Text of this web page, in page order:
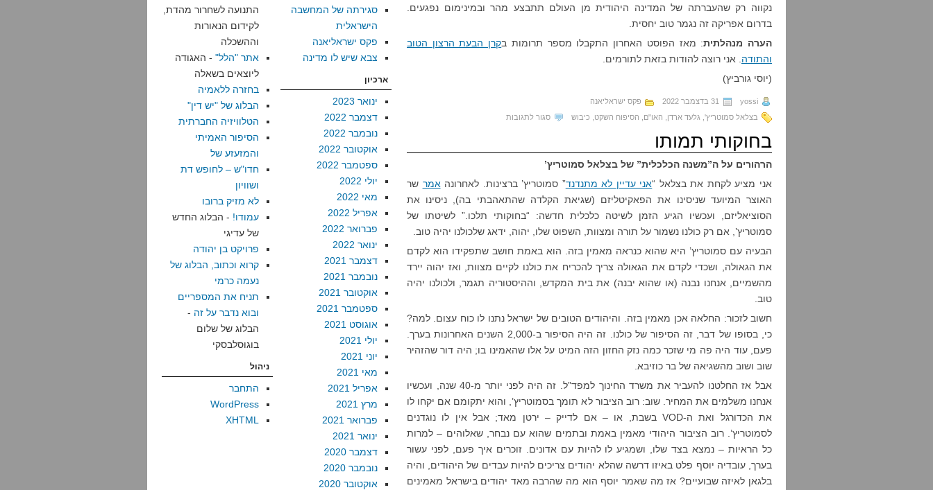
נקווה רק שהעברתה של המדינה היהודית מן העולם תתבצע מהר ובמינימום נפגעים.
בדרום אפריקה זה נגמר טוב יחסית.
הערה מנהלתית: מאז הפוסט האחרון התקבלו מספר תרומות בקרן הבעת הרצון הטוב
והתודה . אני רוצה להודות בזאת לתורמים.
(יוסי גורביץ)
yossi 31 בדצמבר 2022
פקס ישראליאנה
בצלאל סמוטריץ' גלעד ארדן האו"ם הסיפוח השקט כיבוש סגור לתגובותעל
סובייטית
בחוקותי תמותו
הרהורים על ה”משנה הכלכלית” של בצלאל סמוטריץ’
אני מציע לקחת את בצלאל “אני עדיין לא מתנדנד” סמוטריץ’ ברצינות. לאחרונהאמר שר
האוצר המיועד שניסינו את הפאקיטליזם (שגיאת הקלדה שהתאהבתי בה), ניסינו את
הסוציאליזם, ועכשיו הגיע הזמן לשיטה כלכלית חדשה: “בחוקותי תלכו.” לשיטתו של
סמוטריץ’, אם רק כולנו נשמור על תורה ומצוות, השפוט שלו, יהוה, ידאג שלכולנו יהיה טוב.
הבעיה עם סמוטריץ’ היא שהוא כנראה מאמין בזה. הוא באמת חושב שתפקידו הוא לקדם
את הגאולה, ושכדי לקדם את הגאולה צריך להכריח את כולנו לקיים מצוות, ואז יהוה יירד
מהשמיים, אנחנו נבנה (או שהוא יבנה) את בית המקדש, וההיסטוריה תגמר, ולכולנו יהיה
טוב.
חשוב לזכור: החלאה אכן מאמין בזה. והיהודים הטובים של ישראל נתנו לו כוח עצום. למה?
כי, בסופו של דבר, זה הסיפור של כולנו. זה היה הסיפור ב-2,000 השנים האחרונות בערך.
פעם, עוד היה פה מי שזכר כמה נזק החזון הזה המיט על אלו שהאמינו בו; היה דור שהזהיר
שוב ושוב מהשגיאה של בר כוזיבא.
אבל אז החלטנו להעביר את משרד החינוך למפד”ל. זה היה לפני יותר מ-40 שנה, ועכשיו
אנחנו משלמים את המחיר. שוב: רוב הציבור לא תומך בסמוטריץ’, והוא יתקומם אם יקחו לו
את הכדורגל ואת ה-VOD בשבת, או – אם לדייק – ירטן מאד; אבל אין לו נוגדנים
לסמוטריץ’. רוב הציבור היהודי מאמין באמת ובתמים שהוא עם נבחר, שאלוהים – למרות
כל הראיות – נמצא בצד שלו, ושמגיע לו להיות עם אדונים. זוכרים איך פעם, לפני עשור
בערך, עובדיה יוסף פלט באיזו דרשה שהלא יהודים צריכים להיות עבדים של היהודים, והיה
בלגאן לאיזה שבועיים? אז מה שאמר יוסף הוא מה שהרבה מאד יהודים בישראל מאמינים
סגירתה של המחשבה
הישראלית
פקס ישראליאנה
צבא שיש לו מדינה
ארכיון
ינואר 2023
דצמבר 2022
נובמבר 2022
אוקטובר 2022
ספטמבר 2022
יולי 2022
מאי 2022
אפריל 2022
פברואר 2022
ינואר 2022
דצמבר 2021
נובמבר 2021
אוקטובר 2021
ספטמבר 2021
אוגוסט 2021
יולי 2021
יוני 2021
מאי 2021
אפריל 2021
מרץ 2021
פברואר 2021
ינואר 2021
דצמבר 2020
נובמבר 2020
אוקטובר 2020
התנועה לשחרור מהדת,
לקידום הנאורות
וההשכלה
אתר "הלל" - האגודה
ליוצאים בשאלה
בחזרה ללאמיה
הבלוג של "יש דין"
הטלוויזיה החברתית
הסיפור האמיתי
והמזעזע של
חדו"ש – לחופש דת
ושוויון
לא מזיק ברובו
עמודו! - הבלוג החדש
של עדיגי
פרויקט בן יהודה
קרוא וכתוב, הבלוג של
נעמה כרמי
תניח את המספריים
ובוא נדבר על זה -
הבלוג של שלום
בוגוסלבסקי
ניהול
התחבר
WordPress
XHTML